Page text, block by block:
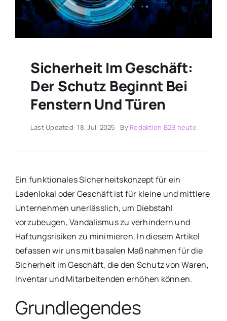
Sicherheit Im Geschäft:
Der Schutz Beginnt Bei
Fenstern Und Türen
Last Updated: 18. Juli 2025 By Redaktion B2B heute
Ein funktionales Sicherheitskonzept für ein
Ladenlokal oder Geschäft ist für kleine und mittlere
Unternehmen unerlässlich, um Diebstahl
vorzubeugen, Vandalismus zu verhindern und
Haftungsrisiken zu minimieren. In diesem Artikel
befassen wir uns mit basalen Maßnahmen für die
Sicherheit im Geschäft, die den Schutz von Waren,
Inventar und Mitarbeitenden erhöhen können.
Grundlegendes